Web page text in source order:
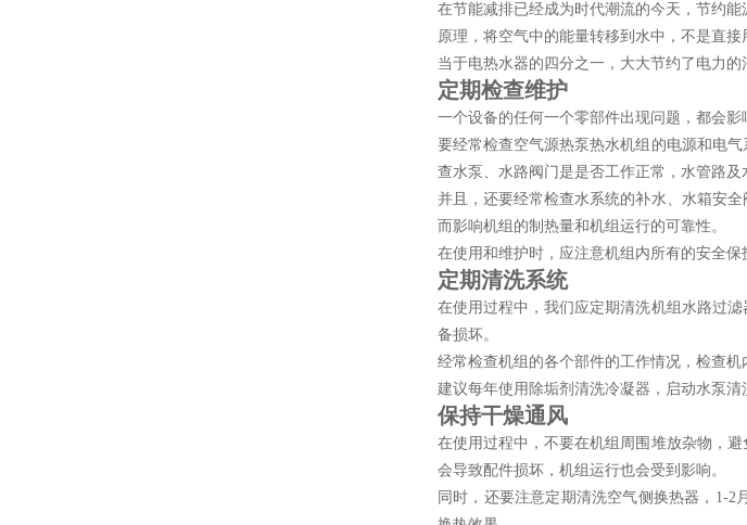
在节能减排已经成为时代潮流的今天，节约
原理，将空气中的能量转移到水中，不是直
当于电热水器的四分之一，大大节约了电力
定期检查维护
一个设备的任何一个零部件出现问题，都会影
要经常检查空气源热泵热水机组的电源和电
查水泵、水路阀门是是否工作正常，水管路及
并且，还要经常检查水系统的补水、水箱安
而影响机组的制热量和机组运行的可靠性。
在使用和维护时，应注意机组内所有的安全
定期清洗系统
在使用过程中，我们应定期清洗机组水路过
备损坏。
经常检查机组的各个部件的工作情况，检查
建议每年使用除垢剂清洗冷凝器，启动水泵清
保持干燥通风
在使用过程中，不要在机组周围堆放杂物，
会导致配件损坏，机组运行也会受到影响。
同时，还要注意定期清洗空气侧换热器， 1-2